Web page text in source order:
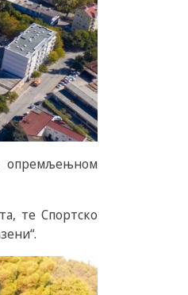
опремљењном
те Спортско